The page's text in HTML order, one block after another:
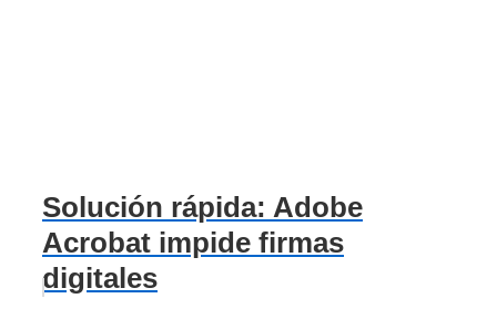
Solución rápida: Adobe
Acrobat impide firmas
digitales